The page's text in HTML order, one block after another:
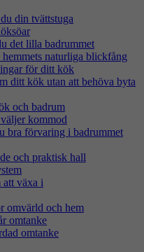
din tvättstuga
det lilla badrummet
naturliga blickfång
för ditt kök
ditt kök utan att behöva byta
och badrum
kommod
bra förvaring i badrummet
och praktisk hall
att växa i
omvärld och hem
omtanke
omtanke